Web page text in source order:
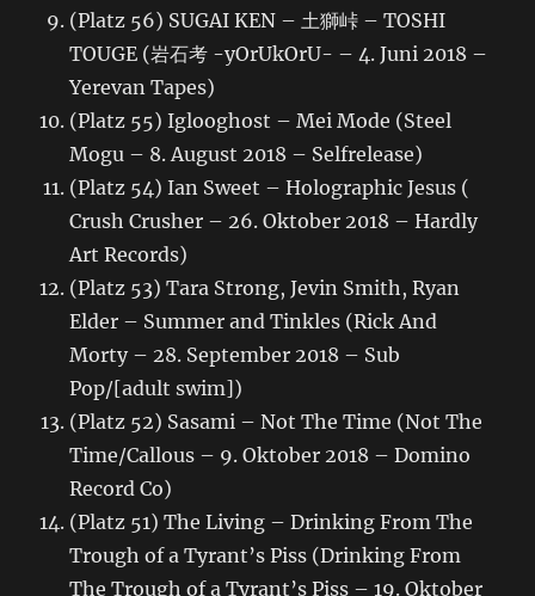
(Platz 56) SUGAI KEN – 土獅峠 – TOSHI
TOUGE (岩石考 -yOrUkOrU- – 4. Juni 2018 –
Yerevan Tapes)
(Platz 55) Iglooghost – Mei Mode (Steel
Mogu – 8. August 2018 – Selfrelease)
(Platz 54) Ian Sweet – Holographic Jesus (
Crush Crusher – 26. Oktober 2018 – Hardly
Art Records)
(Platz 53) Tara Strong, Jevin Smith, Ryan
Elder – Summer and Tinkles (Rick And
Morty – 28. September 2018 – Sub
Pop/[adult swim])
(Platz 52) Sasami – Not The Time (Not The
Time/Callous – 9. Oktober 2018 – Domino
Record Co)
(Platz 51) The Living – Drinking From The
Trough of a Tyrant’s Piss (Drinking From
The Trough of a Tyrant’s Piss – 19. Oktober